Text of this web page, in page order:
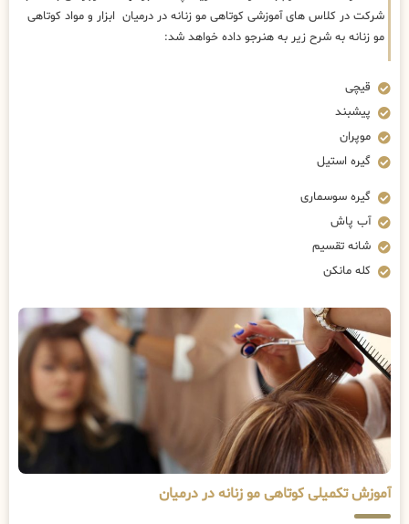
شرکت در کلاس های آموزشی کوتاهی مو زنانه در درمیان ابزار و مواد کوتاهی
مو زنانه به شرح زیر به هنرجو داده خواهد شد:
قیچی
پیشبند
موپران
گیره استیل
گیره سوسماری
آب پاش
شانه تقسیم
کله مانکن
آموزش تکمیلی کوتاهی مو زنانه در درمیان